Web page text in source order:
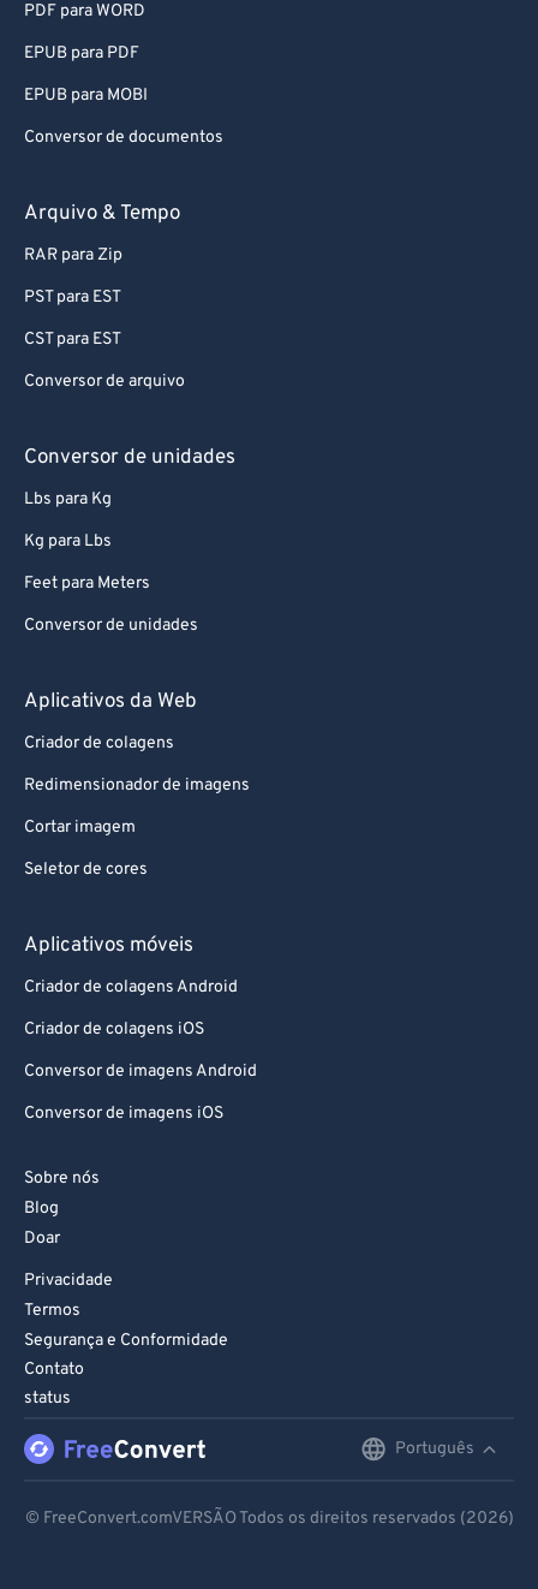
PDF para WORD
EPUB para PDF
EPUB para MOBI
Conversor de documentos
Arquivo & Tempo
RAR para Zip
PST para EST
CST para EST
Conversor de arquivo
Conversor de unidades
Lbs para Kg
Kg para Lbs
Feet para Meters
Conversor de unidades
Aplicativos da Web
Criador de colagens
Redimensionador de imagens
Cortar imagem
Seletor de cores
Aplicativos móveis
Criador de colagens Android
Criador de colagens iOS
Conversor de imagens Android
Conversor de imagens iOS
Sobre nós
Blog
Doar
Privacidade
Termos
Segurança e Conformidade
Contato
status
Português
© FreeConvert.comVERSÃO Todos os direitos reservados (2026)